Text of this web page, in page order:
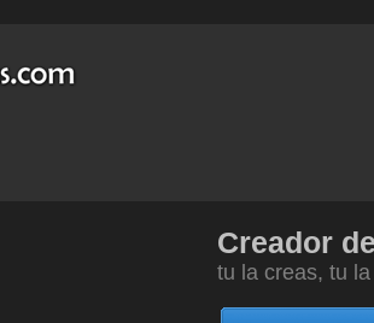
Creador
tu la creas, tu